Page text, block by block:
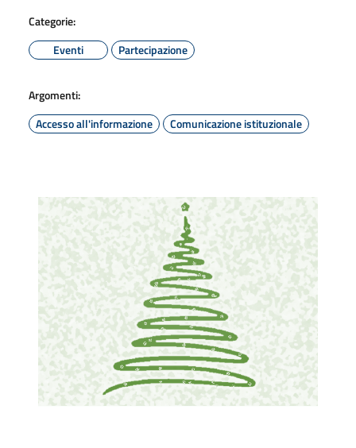
Categorie:
Eventi
Partecipazione
Argomenti:
Accesso all'informazione
Comunicazione istituzionale